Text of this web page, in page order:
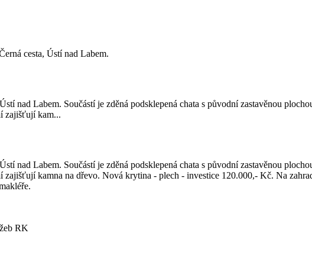
cesta, Ústí nad Labem.
nad Labem. Součástí je zděná podsklepená chata s původní zastavěnou
zajišťují kam...
nad Labem. Součástí je zděná podsklepená chata s původní zastavěnou
kamna na dřevo. Nová krytina - plech - investice 120.000,- Kč. Na
RK